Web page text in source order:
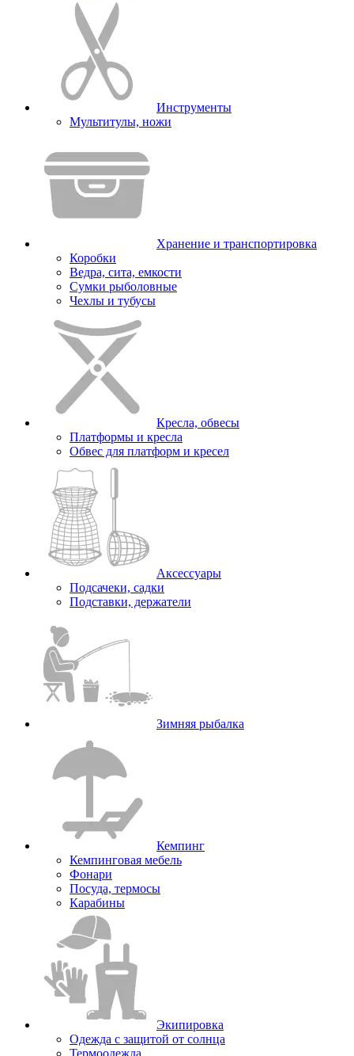
Инструменты
Мультитулы, ножи
Хранение и транспортировка
Коробки
Ведра, сита, емкости
Сумки рыболовные
Чехлы и тубусы
Кресла, обвесы
Платформы и кресла
Обвес для платформ и кресел
Аксессуары
Подсачеки, садки
Подставки, держатели
Зимняя рыбалка
Кемпинг
Кемпинговая мебель
Фонари
Посуда, термосы
Карабины
Экипировка
Одежда с защитой от солнца
Термоодежда